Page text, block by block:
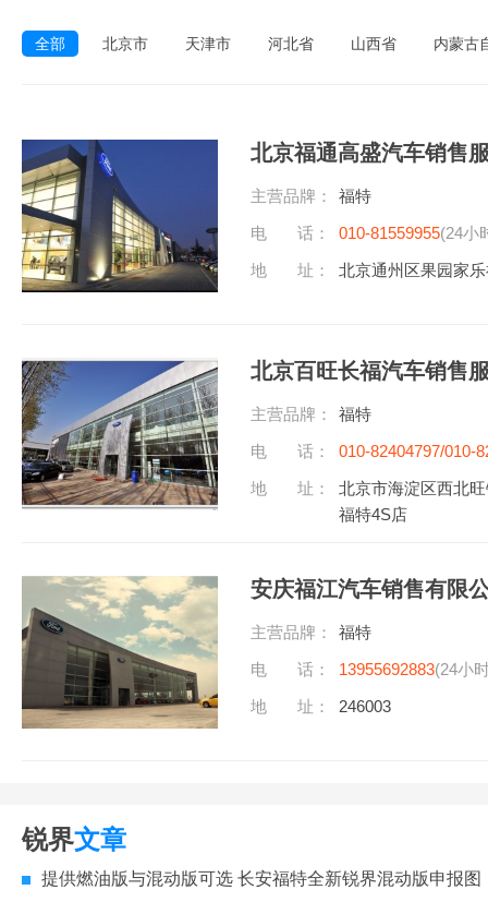
全部 北京市 天津市 河北省 山西省 内蒙古
北京福通高盛汽车销售
主营品牌：
福特
电 话：
010-81559955(24小
地 址：
北京通州区果园家
北京百旺长福汽车销售
主营品牌：
福特
电 话：
010-82404797/010-
听)
地 址：
北京市海淀区西北
福特4S店
安庆福江汽车销售有限
主营品牌：
福特
电 话：
13955692883(24小
地 址：
246003
锐界文章
提供燃油版与混动版可选 长安福特全新锐界混动版申报图